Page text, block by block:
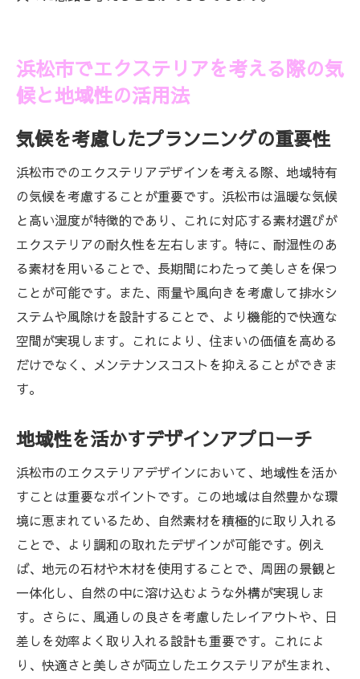
浜松市でエクステリアを考える際の気
候と地域性の活用法
気候を考慮したプランニングの重要性
浜松市でのエクステリアデザインを考える際、地域特有
の気候を考慮することが重要です。浜松市は温暖な気候
と高い湿度が特徴的であり、これに対応する素材選びが
エクステリアの耐久性を左右します。特に、耐湿性のあ
る素材を用いることで、長期間にわたって美しさを保つ
ことが可能です。また、雨量や風向きを考慮して排水シ
ステムや風除けを設計することで、より機能的で快適な
空間が実現します。これにより、住まいの価値を高める
だけでなく、メンテナンスコストを抑えることができま
す。
地域性を活かすデザインアプローチ
浜松市のエクステリアデザインにおいて、地域性を活か
すことは重要なポイントです。この地域は自然豊かな環
境に恵まれているため、自然素材を積極的に取り入れる
ことで、より調和の取れたデザインが可能です。例え
ば、地元の石材や木材を使用することで、周囲の景観と
一体化し、自然の中に溶け込むような外構が実現しま
す。さらに、風通しの良さを考慮したレイアウトや、日
差しを効率よく取り入れる設計も重要です。これによ
り、快適さと美しさが両立したエクステリアが生まれ、